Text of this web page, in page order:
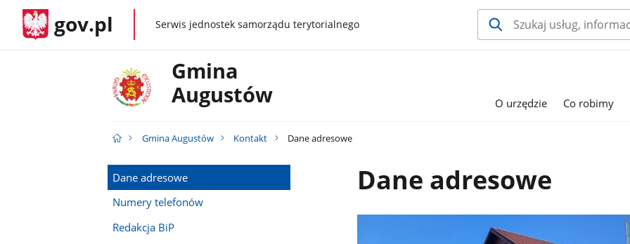
gov.pl gov.plSerwis jednostek samorządu terytorialnego
Gmina
Augustów
O urzędzie Co robimy
Gmina Augustów Kontakt Dane adresowe
Dane adresowe
Numery telefonów
Redakcja BiP
Dane adresowe